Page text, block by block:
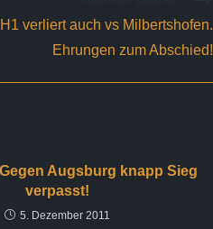
verliert auch vs Milbertshofen.
Ehrungen zum Abschied!
Augsburg knapp Sieg
verpasst!
5. Dezember 2011